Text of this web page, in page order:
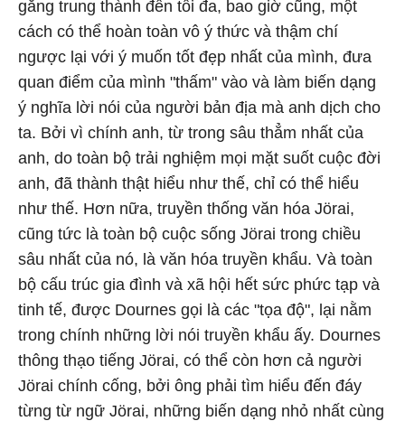
gắng trung thành đến tối đa, bao giờ cũng, một
cách có thể hoàn toàn vô ý thức và thậm chí
ngược lại với ý muốn tốt đẹp nhất của mình, đưa
quan điểm của mình "thấm" vào và làm biến dạng
ý nghĩa lời nói của người bản địa mà anh dịch cho
ta. Bởi vì chính anh, từ trong sâu thẳm nhất của
anh, do toàn bộ trải nghiệm mọi mặt suốt cuộc đời
anh, đã thành thật hiểu như thế, chỉ có thể hiểu
như thế. Hơn nữa, truyền thống văn hóa Jörai,
cũng tức là toàn bộ cuộc sống Jörai trong chiều
sâu nhất của nó, là văn hóa truyền khẩu. Và toàn
bộ cấu trúc gia đình và xã hội hết sức phức tạp và
tinh tế, được Dournes gọi là các "tọa độ", lại nằm
trong chính những lời nói truyền khẩu ấy. Dournes
thông thạo tiếng Jörai, có thể còn hơn cả người
Jörai chính cống, bởi ông phải tìm hiểu đến đáy
từng từ ngữ Jörai, những biến dạng nhỏ nhất cùng